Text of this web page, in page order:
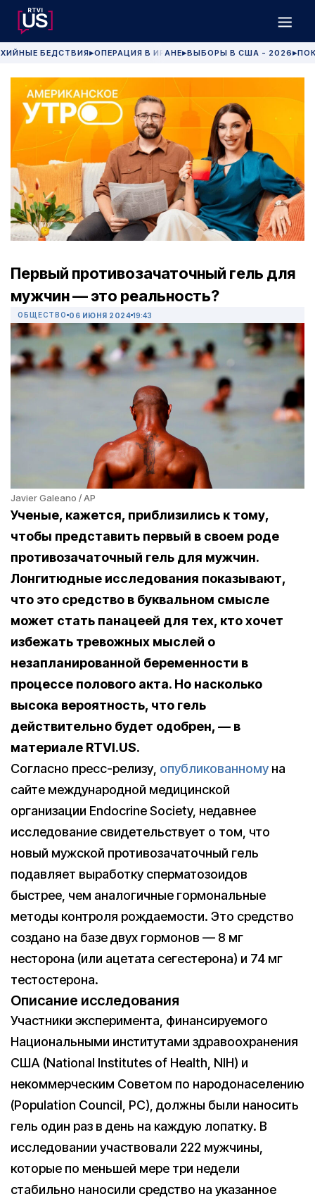
БЕДСТВИЯ▶ОПЕРАЦИЯ В ИРАНЕ▶ВЫБОРЫ В США - 2026 ▶
Первый противозачаточный гель для
мужчин — это реальность?
ОБЩЕСТВО 06 ИЮНЯ 2024 19:43
Javier Galeano / AP
Ученые, кажется, приблизились к тому,
чтобы представить первый в своем роде
противозачаточный гель для мужчин.
Лонгитюдные исследования показывают,
что это средство в буквальном смысле
может стать панацеей для тех, кто хочет
избежать тревожных мыслей о
незапланированной беременности в
процессе полового акта. Но насколько
высока вероятность, что гель
действительно будет одобрен, — в
материале RTVI.US.
Согласно пресс-релизу, опубликованному на
сайте международной медицинской
организации Endocrine Society, недавнее
исследование свидетельствует о том, что
новый мужской противозачаточный гель
подавляет выработку сперматозоидов
быстрее, чем аналогичные гормональные
методы контроля рождаемости. Это средство
создано на базе двух гормонов — 8 мг
несторона (или ацетата сегестерона) и 74 мг
тестостерона.
Описание исследования
Участники эксперимента, финансируемого
Национальными институтами здравоохранения
США (National Institutes of Health, NIH) и
некоммерческим Советом по народонаселению
(Population Council, PC), должны были наносить
гель один раз в день на каждую лопатку. В
исследовании участвовали 222 мужчины,
которые по меньшей мере три недели
стабильно наносили средство на указанное